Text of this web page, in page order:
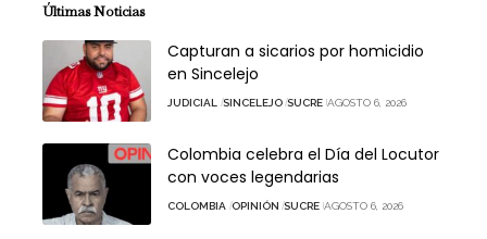
Últimas Noticias
Capturan a sicarios por homicidio
en Sincelejo
JUDICIAL SINCELEJO SUCRE AGOSTO 6, 2026
Colombia celebra el Día del Locutor
con voces legendarias
COLOMBIA OPINIÓN SUCRE AGOSTO 6, 2026